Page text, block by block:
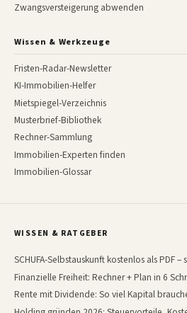
Zwangsversteigerung abwenden
Wissen & Werkzeuge
Fristen-Radar-Newsletter
KI-Immobilien-Helfer
Mietspiegel-Verzeichnis
Musterbrief-Bibliothek
Rechner-Sammlung
Immobilien-Experten finden
Immobilien-Glossar
WISSEN & RATGEBER
SCHUFA-Selbstauskunft kostenlos als PDF –
Finanzielle Freiheit: Rechner + Plan in 6
Rente mit Dividende: So viel Kapital